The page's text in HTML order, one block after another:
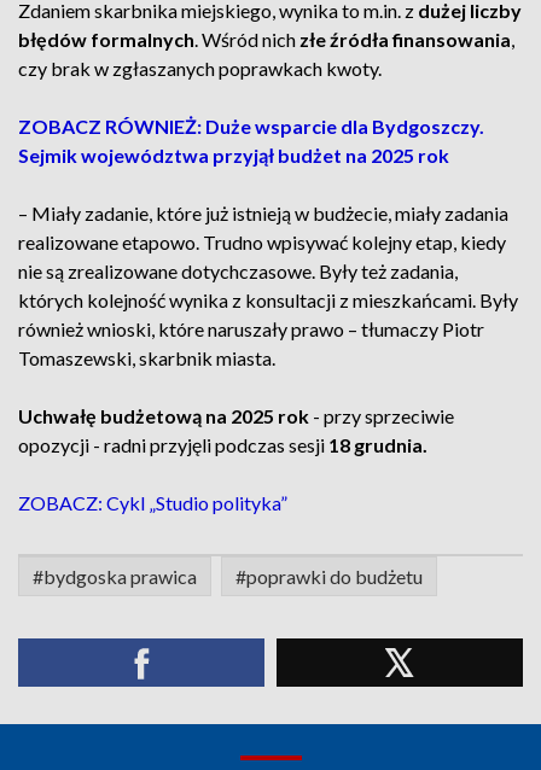
Zdaniem skarbnika miejskiego, wynika to m.in. z dużej liczby
błędów formalnych. Wśród nich złe źródła finansowania,
czy brak w zgłaszanych poprawkach kwoty.
ZOBACZ RÓWNIEŻ: Duże wsparcie dla Bydgoszczy.
Sejmik województwa przyjął budżet na 2025 rok
– Miały zadanie, które już istnieją w budżecie, miały zadania
realizowane etapowo. Trudno wpisywać kolejny etap, kiedy
nie są zrealizowane dotychczasowe. Były też zadania,
których kolejność wynika z konsultacji z mieszkańcami. Były
również wnioski, które naruszały prawo – tłumaczy Piotr
Tomaszewski, skarbnik miasta.
Uchwałę budżetową na 2025 rok - przy sprzeciwie
opozycji - radni przyjęli podczas sesji 18 grudnia.
ZOBACZ: Cykl „Studio polityka”
#bydgoska prawica #poprawki do budżetu